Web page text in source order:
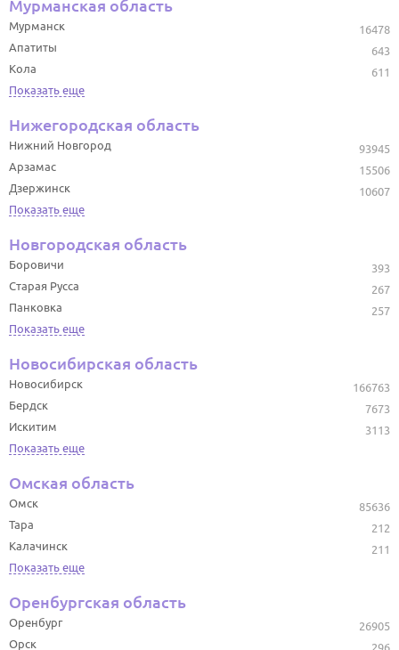
Мурманская область
16478
Мурманск
643
Апатиты
611
Кола
Показать еще
Нижегородская область
93945
Нижний Новгород
15506
Арзамас
10607
Дзержинск
Показать еще
Новгородская область
393
Боровичи
267
Старая Русса
257
Панковка
Показать еще
Новосибирская область
166763
Новосибирск
7673
Бердск
3113
Искитим
Показать еще
Омская область
85636
Омск
212
Тара
211
Калачинск
Показать еще
Оренбургская область
26905
Оренбург
296
Орск